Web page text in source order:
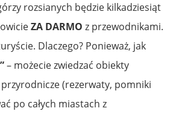
rozsianych będzie kilkadziesiąt
ZA DARMO z przewodnikami.
Dlaczego? Ponieważ, jak
– możecie zwiedzać obiekty
(rezerwaty, pomniki
po całych miastach z